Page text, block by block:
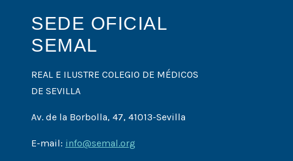
SEDE OFICIAL
SEMAL
REAL E ILUSTRE COLEGIO DE MÉDICOS
DE SEVILLA
Av. de la Borbolla, 47, 41013-Sevilla
E-mail: info@semal.org